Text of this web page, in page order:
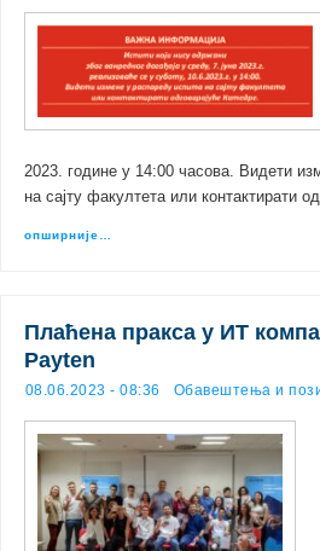
2023. године у 14:00 часова. Видети
на сајту факултeта или контактирати
опширније…
Плаћена пракса у ИТ
Payten
08.06.2023 - 08:36 Обавештења и